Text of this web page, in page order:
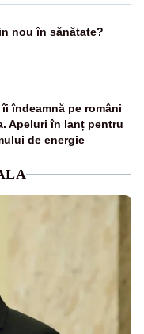
nou în sănătate?
îndeamnă pe români
Apeluri în lanț pentru
de energie